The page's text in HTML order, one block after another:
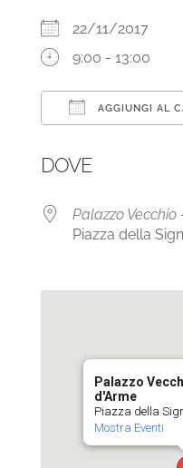
22/11/2017
9:00 - 13:00
AGGIUNGI AL
DOVE
Palazzo Vecchio
Piazza della
Palazzo
d'Arme
Piazza della
Mostra Eventi